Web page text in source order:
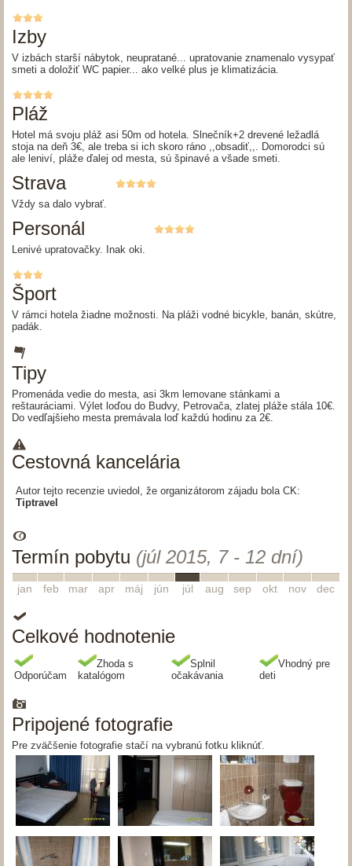
Izby
V izbách starší nábytok, neupratané... upratovanie znamenalo vysypať
smeti a doložiť WC papier... ako velké plus je klimatizácia.
Pláž
Hotel má svoju pláž asi 50m od hotela. Slnečník+2 drevené ležadlá
stoja na deň 3€, ale treba si ich skoro ráno ,,obsadiť,,. Domorodci sú
ale leniví, pláže ďalej od mesta, sú špinavé a všade smeti.
Strava
Vždy sa dalo vybrať.
Personál
Lenivé upratovačky. Inak oki.
Šport
V rámci hotela žiadne možnosti. Na pláži vodné bicykle, banán, skútre,
padák.
Tipy
Promenáda vedie do mesta, asi 3km lemovane stánkami a
reštauráciami. Výlet loďou do Budvy, Petrovača, zlatej pláže stála 10€.
Do vedľajšieho mesta premávala loď každú hodinu za 2€.
Cestovná kancelária
Autor tejto recenzie uviedol, že organizátorom zájadu bola CK:
Tiptravel
Termín pobytu (júl 2015, 7 - 12 dní)
jan feb mar apr máj jún júl aug sep okt nov dec
Celkové hodnotenie
Odporúčam
Zhoda s
katalógom
Splnil
očakávania
Vhodný pre
deti
Pripojené fotografie
Pre zväčšenie fotografie stačí na vybranú fotku kliknúť.